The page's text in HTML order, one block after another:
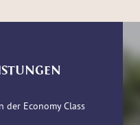
Economy Class